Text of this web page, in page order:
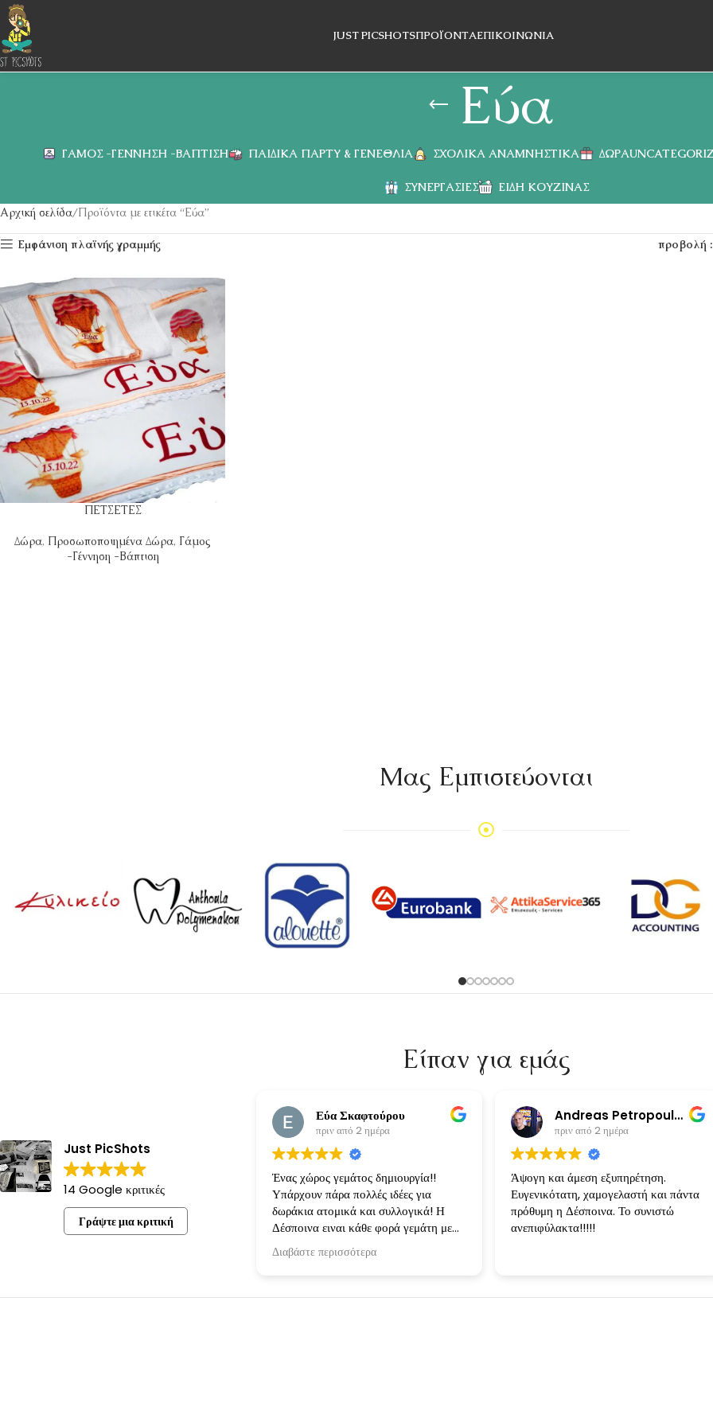
Skip to navigation
Skip to main content
JUST PICSHOTSΠΡΟΪΌΝΤΑΕΠΙΚΟΙΝΩΝΊΑ
Εύα
ΓΆΜΟΣ -ΓΈΝΝΗΣΗ -ΒΆΠΤΙΣΗ ΠΑΙΔΙΚΆ ΠΆΡΤΥ & ΓΕΝΈΘΛΙΑ ΣΧΟΛΙΚΆ ΑΝΑΜΝΗΣΤΙΚΆ ΔΏΡΑ
ΣΥΝΕΡΓΑΣΊΕΣ
ΕΊΔΗ ΚΟΥΖΊΝΑΣ
Αρχική σελίδα Προϊόντα με ετικέτα “Εύα”
Εμφάνιση πλαϊνής γραμμής προβολή
ΠΕΤΣΕΤΕΣ
Δώρα, Προσωποποιημένα Δώρα, Γάμος
-Γέννηση -Βάπτιση
Mας Εμπιστεύονται
Είπαν για εμάς
Just PicShots
14 Google κριτικές
Γράψτε μια κριτική
Εύα Σκαφτούρου
πριν από 2 ημέρα
Ένας χώρος γεμάτος δημιουργία!!
Υπάρχουν πάρα πολλές ιδέες για
δωράκια ατομικά και συλλογικά! Η
Δέσποινα ειναι κάθε φορά γεμάτη με
όρεξη για να κάνει τις ιδέες
πραγματικότητα! Κάθε δημιουργία ηταν
την είχαμε κανονίσει!
Διαβάστε περισσότερα
Andreas Petropoulos
πριν από 2 ημέρα
Άψογη και άμεση εξυπηρέτηση.
Ευγενικότατη, χαμογελαστή και πάντα
πρόθυμη η Δέσποινα. Το συνιστώ
ανεπιφύλακτα!!!!!